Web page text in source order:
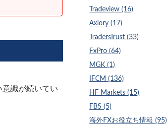
識が続いてい
Tradeview (16)
Axiory (17)
TradersTrust (33)
FxPro (64)
MGK (1)
IFCM (136)
HF Markets (15)
FBS (5)
海外FXお役立ち情報 (95)